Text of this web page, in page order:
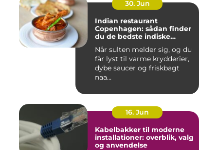
30. Jun
Indian restaurant
Copenhagen: sådan finder
du de bedste indiske
Når sulten melder sig, og du
får lyst til varme krydderier,
dybe saucer og friskbagt
naa...
16. Jun
Kabelbakker til moderne
installationer: overblik, valg
og anvendelse